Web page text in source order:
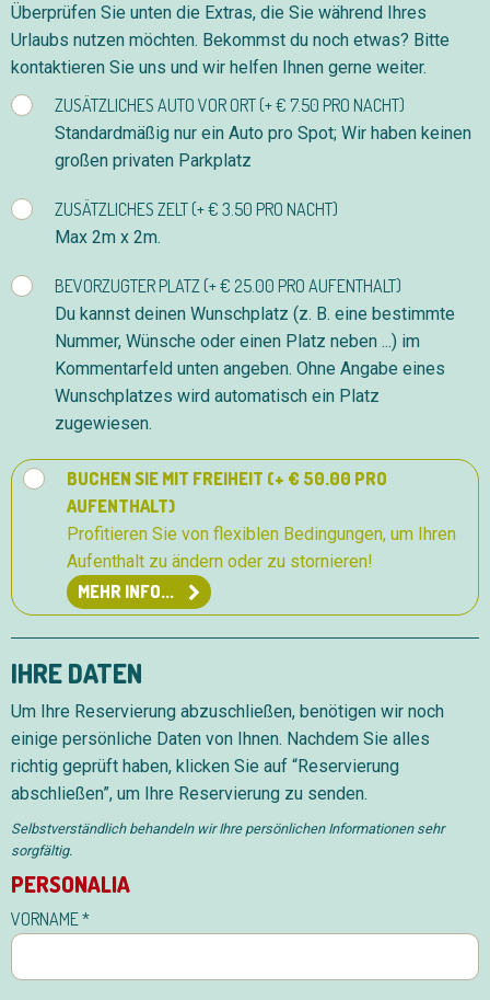
Überprüfen Sie unten die Extras, die Sie während Ihres
Urlaubs nutzen möchten. Bekommst du noch etwas? Bitte
kontaktieren Sie uns und wir helfen Ihnen gerne weiter.
ZUSÄTZLICHES AUTO VOR ORT (+ € 7.50 PRO NACHT)
Standardmäßig nur ein Auto pro Spot; Wir haben keinen
großen privaten Parkplatz
ZUSÄTZLICHES ZELT (+ € 3.50 PRO NACHT)
Max 2m x 2m.
BEVORZUGTER PLATZ (+ € 25.00 PRO AUFENTHALT)
Du kannst deinen Wunschplatz (z. B. eine bestimmte
Nummer, Wünsche oder einen Platz neben ...) im
Kommentarfeld unten angeben. Ohne Angabe eines
Wunschplatzes wird automatisch ein Platz
zugewiesen.
BUCHEN SIE MIT FREIHEIT (+ € 50.00 PRO
AUFENTHALT)
Profitieren Sie von flexiblen Bedingungen, um Ihren
Aufenthalt zu ändern oder zu stornieren!
MEHR INFO...
IHRE DATEN
Um Ihre Reservierung abzuschließen, benötigen wir noch
einige persönliche Daten von Ihnen. Nachdem Sie alles
richtig geprüft haben, klicken Sie auf “Reservierung
abschließen”, um Ihre Reservierung zu senden.
Selbstverständlich behandeln wir Ihre persönlichen Informationen sehr
sorgfältig.
Reservieren
PERSONALIA
VORNAME*